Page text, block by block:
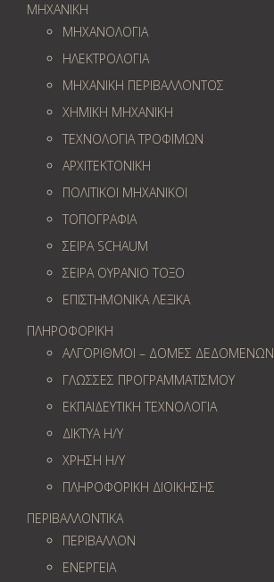
ΜΗΧΑΝΙΚΗ
ΜΗΧΑΝΟΛΟΓΙΑ
ΗΛΕΚΤΡΟΛΟΓΙΑ
ΜΗΧΑΝΙΚΗ ΠΕΡΙΒΑΛΛΟΝΤΟΣ
ΧΗΜΙΚΗ ΜΗΧΑΝΙΚΗ
ΤΕΧΝΟΛΟΓΙΑ ΤΡΟΦΙΜΩΝ
ΑΡΧΙΤΕΚΤΟΝΙΚΗ
ΠΟΛΙΤΙΚΟΙ ΜΗΧΑΝΙΚΟΙ
ΤΟΠΟΓΡΑΦΙΑ
ΣΕΙΡΑ SCHAUM
ΣΕΙΡΑ ΟΥΡΑΝΙΟ ΤΟΞΟ
ΕΠΙΣΤΗΜΟΝΙΚΑ ΛΕΞΙΚΑ
ΠΛΗΡΟΦΟΡΙΚΗ
ΑΛΓΟΡΙΘΜΟΙ – ΔΟΜΕΣ ΔΕΔΟΜΕΝΩΝ
ΓΛΩΣΣΕΣ ΠΡΟΓΡΑΜΜΑΤΙΣΜΟΥ
ΕΚΠΑΙΔΕΥΤΙΚΗ ΤΕΧΝΟΛΟΓΙΑ
ΔΙΚΤΥΑ Η/Υ
ΧΡΗΣΗ Η/Υ
ΠΛΗΡΟΦΟΡΙΚΗ ΔΙΟΙΚΗΣΗΣ
ΠΕΡΙΒΑΛΛΟΝΤΙΚΑ
ΠΕΡΙΒΑΛΛΟΝ
ΕΝΕΡΓΕΙΑ